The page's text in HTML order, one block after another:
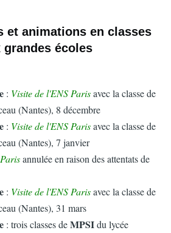
et animations en classes
écoles
: Visite de l'ENS Parisavec la classe de
(Nantes), 8 décembre
: Visite de l'ENS Parisavec la classe de
(Nantes), 7 janvier
annulée en raison des attentats de
: Visite de l'ENS Parisavec la classe de
(Nantes), 31 mars
: trois classes deMPSIdu lycée